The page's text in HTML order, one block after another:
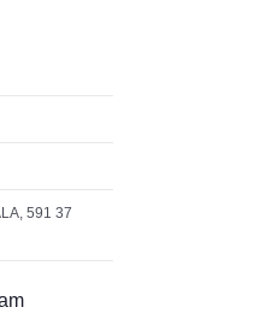
591 37